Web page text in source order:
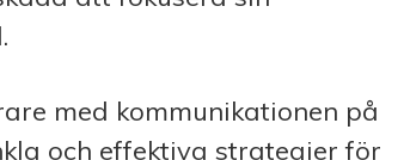
med kommunikationen på
och effektiva strategier för